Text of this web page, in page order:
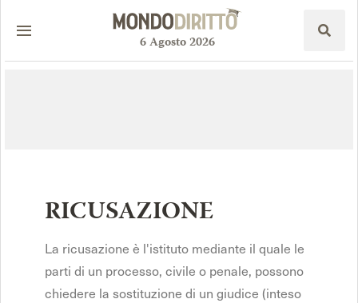
6Agosto2026
RICUSAZIONE
La ricusazione è l'istituto mediante il quale le
parti di un processo, civile o penale, possono
chiedere la sostituzione di un giudice (inteso